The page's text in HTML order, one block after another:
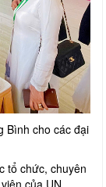
Bình cho các đại
tổ chức, chuyên
của UN